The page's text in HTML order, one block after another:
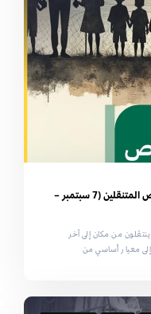
الأحداث والتطورات الخاصة بالأشخاص المتنقلين (7 سبتمبر –
من مكان إلى آخر
معيار أساسي من